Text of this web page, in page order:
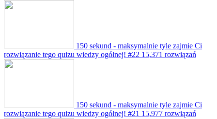
150 sekund - maksymalnie tyle zajmie Ci
rozwiązanie tego quizu wiedzy ogólnej! #22 15,371 rozwiązań
150 sekund - maksymalnie tyle zajmie Ci
rozwiązanie tego quizu wiedzy ogólnej! #21 15,977 rozwiązań